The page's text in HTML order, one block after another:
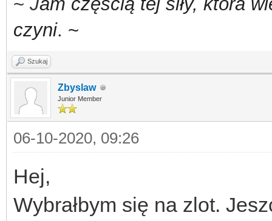
czyni. ~
Szukaj
Zbyslaw
Junior Member
06-10-2020, 09:26
Hej,
Wybrałbym się na zlot.